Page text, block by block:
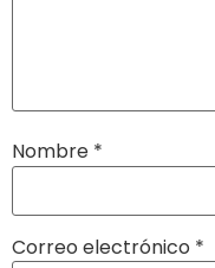
Nombre *
Correo electrónico *